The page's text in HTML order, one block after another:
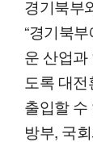
경기북부
“경기북
운 산업
도록 대전
출입할
방부, 국